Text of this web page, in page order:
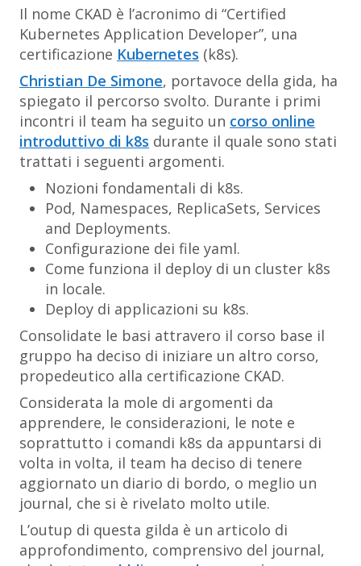
Il nome CKAD è l’acronimo di “Certified
Kubernetes Application Developer”, una
certificazione Kubernetes (k8s).
Christian De Simone, portavoce della gida, ha
spiegato il percorso svolto. Durante i primi
incontri il team ha seguito un corso online
introduttivo di k8s durante il quale sono stati
trattati i seguenti argomenti.
Nozioni fondamentali di k8s.
Pod, Namespaces, ReplicaSets, Services
and Deployments.
Configurazione dei file yaml.
Come funziona il deploy di un cluster k8s
in locale.
Deploy di applicazioni su k8s.
Consolidate le basi attravero il corso base il
gruppo ha deciso di iniziare un altro corso,
propedeutico alla certificazione CKAD.
Considerata la mole di argomenti da
apprendere, le considerazioni, le note e
soprattutto i comandi k8s da appuntarsi di
volta in volta, il team ha deciso di tenere
aggiornato un diario di bordo, o meglio un
journal, che si è rivelato molto utile.
L’outup di questa gilda è un articolo di
approfondimento, comprensivo del journal,